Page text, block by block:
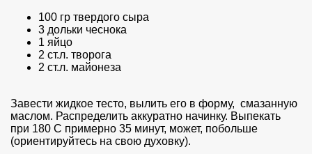
100 гр твердого сыра
3 дольки чеснока
1 яйцо
2 ст.л. творога
2 ст.л. майонеза
Завести жидкое тесто, вылить его в форму, смазанную
маслом. Распределить аккуратно начинку. Выпекать
при 180 С примерно 35 минут, может, побольше
(ориентируйтесь на свою духовку).